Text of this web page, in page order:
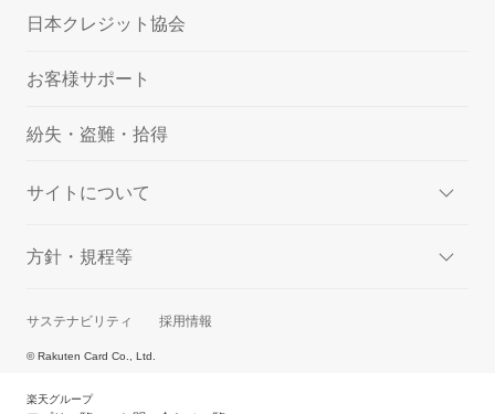
日本クレジット協会
お客様サポート
紛失・盗難・拾得
サイトについて
方針・規程等
サステナビリティ 採用情報
© Rakuten Card Co., Ltd.
楽天グループ